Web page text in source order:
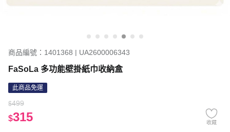
商品編號：1401368 | UA2600006343
FaSoLa 多功能壁掛紙巾收納盒
此商品免運
$499
$315 收藏